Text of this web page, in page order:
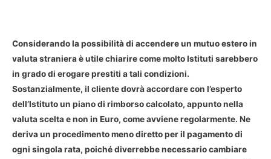
Considerando la possibilità di accendere un mutuo estero in
valuta straniera è utile chiarire come molto Istituti sarebbero
in grado di erogare prestiti a tali condizioni.
Sostanzialmente, il cliente dovrà accordare con l’esperto
dell’Istituto un piano di rimborso calcolato, appunto nella
valuta scelta e non in Euro, come avviene regolarmente. Ne
deriva un procedimento meno diretto per il pagamento di
ogni singola rata, poiché diverrebbe necessario cambiare